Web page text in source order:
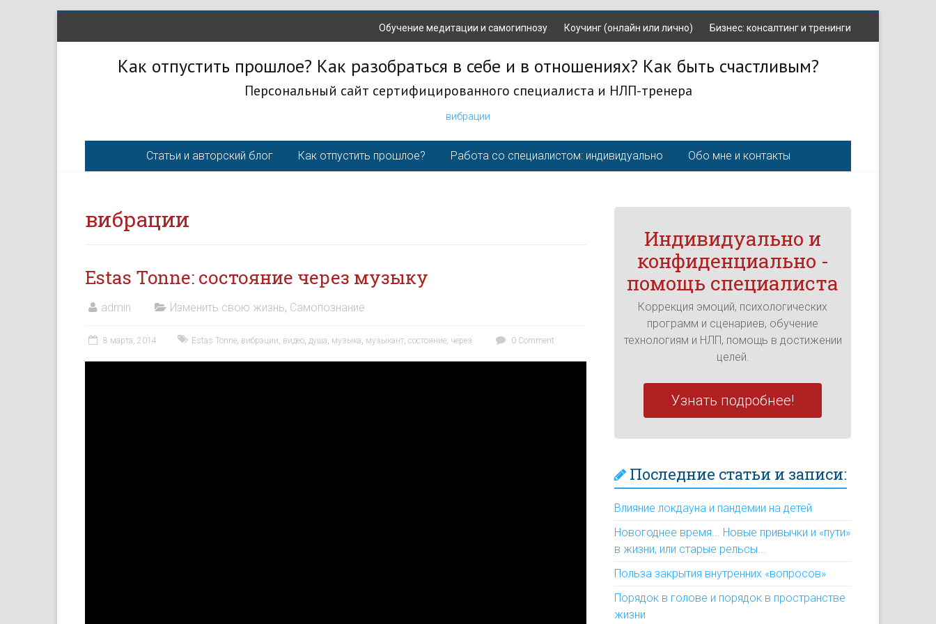
Обучение медитации и самогипнозу Коучинг (онлайн или лично) Бизнес: консалтинг и тренинги
Как отпустить прошлое? Как разобраться в себе и в отношениях? Как быть счастливым?
Персональный сайт сертифицированного специалиста и НЛП-тренера
вибрации
Статьи и авторский блог Как отпустить прошлое? Работа со специалистом: индивидуально Обо мне и контакты
вибрации
Estas Tonne: состояние через музыку
admin Изменить свою жизнь, Самопознание
8 марта, 2014 Estas Tonne, вибрации, видео, душа, музыка, музыкант, состояние, через 0 Comment
Индивидуально и
конфиденциально -
помощь специалиста
Коррекция эмоций, психологических
программ и сценариев, обучение
технологиям и НЛП, помощь в достижении
целей.
Узнать подробнее!
Последние статьи и записи:
Влияние локдауна и пандемии на детей
Новогоднее время... Новые привычки и «пути»
в жизни, или старые рельсы...
Польза закрытия внутренних «вопросов»
Порядок в голове и порядок в пространстве
жизни